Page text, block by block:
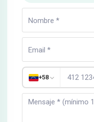
+58